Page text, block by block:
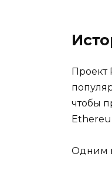
Проект
чтобы
Одним